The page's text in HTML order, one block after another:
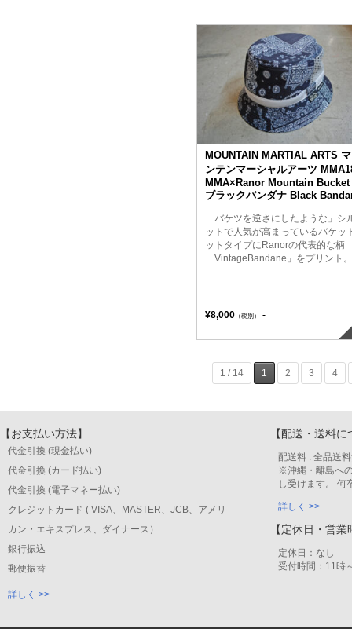
MOUNTAIN MARTIAL ARTS
ンテンマーシャルアーツ
MMA×Ranor Mountain Bucket
ブラックバンダナ Black
「バケツを逆さにしたような」シ
ットで人気が高まっているバケッ
ットタイプにRanorの代表的な柄
「VintageBandane」をプリント。
¥8,000 （税別） -
1 / 14 1 2 3 4
【お支払い方法】
代金引換 (現金払い)
代金引換 (カード払い)
代金引換 (電子マネー払い)
クレジットカード ( VISA、MASTER、JCB、アメリ
カン・エキスプレス、ダイナース）
銀行振込
郵便振替
詳しく >>
【配送・送料
配送料 : 全品送
※沖縄・離島へ
し受けます。 何
詳しく >>
【定休日・営
定休日：なし
受付時間：11時